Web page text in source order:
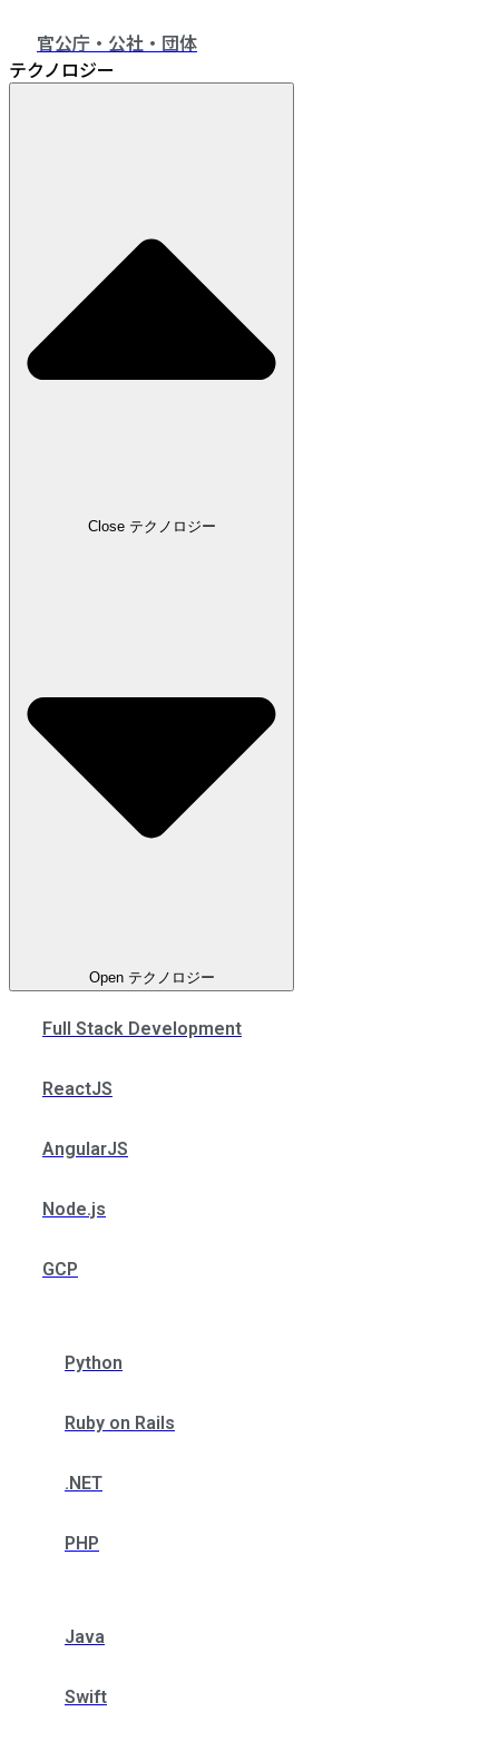
官公庁・公社・団体
テクノロジー
Close テクノロジー
Open テクノロジー
Full Stack Development
ReactJS
AngularJS
Node.js
GCP
Python
Ruby on Rails
.NET
PHP
Java
Swift